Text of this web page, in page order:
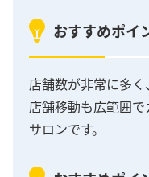
おすすめポイ
店舗数が非常に多
店舗移動も広範囲
サロンです。